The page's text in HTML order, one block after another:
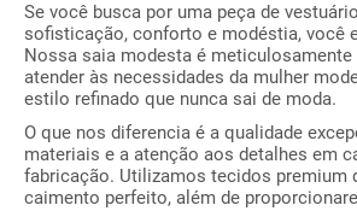
Se você busca por uma peça de
sofisticação, conforto e modéstia, você
Nossa saia modesta é meticulosamente
atender às necessidades da mulher
estilo refinado que nunca sai de moda.
O que nos diferencia é a qualidade
materiais e a atenção aos detalhes em
fabricação. Utilizamos tecidos premium
caimento perfeito, além de